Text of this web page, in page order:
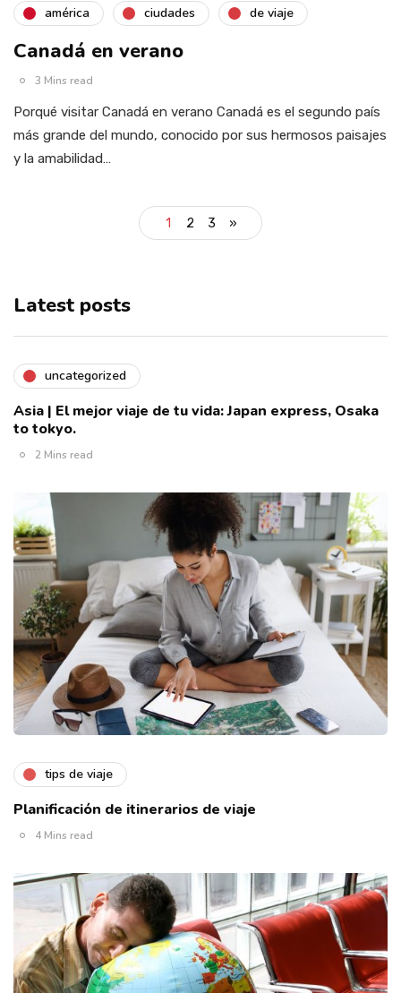
américa ciudades de viaje
Canadá en verano
3 Mins read
Porqué visitar Canadá en verano Canadá es el segundo país
más grande del mundo, conocido por sus hermosos paisajes
y la amabilidad…
1 2 3 »
Latest posts
uncategorized
Asia | El mejor viaje de tu vida: Japan express, Osaka
to tokyo.
2 Mins read
tips de viaje
Planificación de itinerarios de viaje
4 Mins read